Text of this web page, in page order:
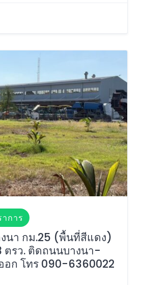
การ
นา กม.25 (พื้นที่สีแดง)
ตรว. ติดถนนบางนา-
อก โทร 090-6360022